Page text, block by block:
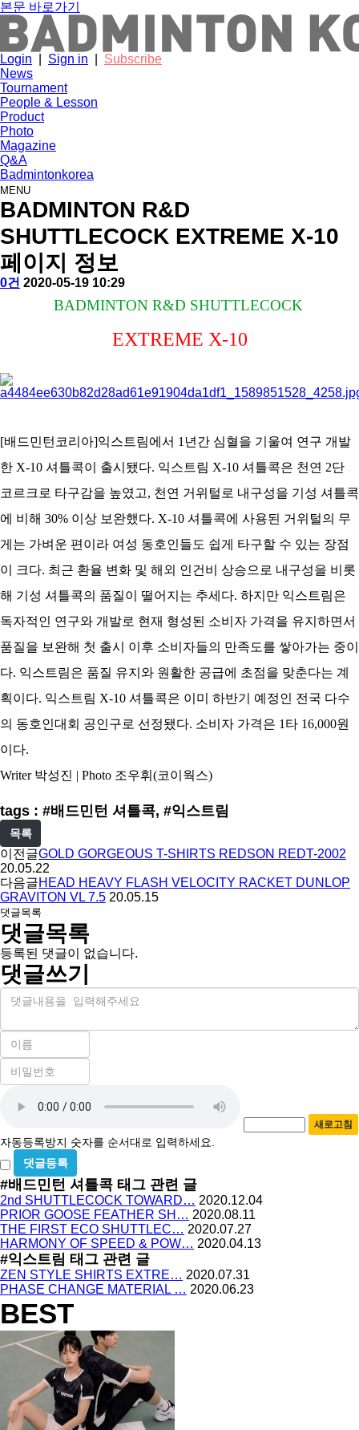
본문 바로가기
Login Sign in
Subscribe
News
Tournament
People & Lesson
Product
Photo
Magazine
Q&A
Badmintonkorea
MENU
product
BADMINTON R&D
SHUTTLECOCK EXTREME X-10
페이지 정보
작
배
댓
0건 작
2020-05-19 10:29
BADMINTON R&D SHUTTLECOCK
EXTREME X-10
[배드민턴코리아]익스트림에서 1년간 심혈을 기울여 연구 개발
한 X-10 셔틀콕이 출시됐다. 익스트림 X-10 셔틀콕은 천연 2단
코르크로 타구감을 높였고, 천연 거위털로 내구성을 기성 셔틀콕
에 비해 30% 이상 보완했다. X-10 셔틀콕에 사용된 거위털의 무
게는 가벼운 편이라 여성 동호인들도 쉽게 타구할 수 있는 장점
이 크다. 최근 환율 변화 및 해외 인건비 상승으로 내구성을 비롯
해 기성 셔틀콕의 품질이 떨어지는 추세다. 하지만 익스트림은
독자적인 연구와 개발로 현재 형성된 소비자 가격을 유지하면서
품질을 보완해 첫 출시 이후 소비자들의 만족도를 쌓아가는 중이
다. 익스트림은 품질 유지와 원활한 공급에 초점을 맞춘다는 계
획이다. 익스트림 X-10 셔틀콕은 이미 하반기 예정인 전국 다수
의 동호인대회 공인구로 선정됐다. 소비자 가격은 1타 16,000원
이다.
Writer 박성진 | Photo 조우휘(코이웍스)
tags : #배드민턴 셔틀콕, #익스트림
목록
이전글GOLD GORGEOUS T-SHIRTS REDSON REDT-2002
20.05.22
다음글HEAD HEAVY FLASH VELOCITY RACKET DUNLOP
GRAVITON VL 7.5 20.05.15
댓글목록
댓글목록
등록된 댓글이 없습니다.
댓글쓰기
내
이
필
수
비
밀
수
록
방
지
새로고침
자동등록방지 숫자를 순서대로 입력하세요.
비
밀
글
사
용
#배드민턴 셔틀콕 태그 관련 글
2nd SHUTTLECOCK TOWARD… 2020.12.04
PRIOR GOOSE FEATHER SH… 2020.08.11
THE FIRST ECO SHUTTLEC… 2020.07.27
HARMONY OF SPEED & POW… 2020.04.13
#익스트림 태그 관련 글
ZEN STYLE SHIRTS EXTRE… 2020.07.31
PHASE CHANGE MATERIAL … 2020.06.23
BEST